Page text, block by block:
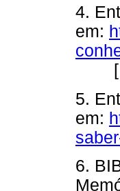
4.
em:
[
5.
em:
6.